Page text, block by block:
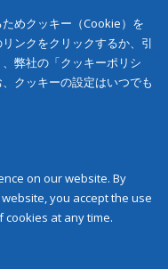
めクッキー（Cookie）を
ンクをクリックするか、引
弊社の「クッキーポリシ
クッキーの設定はいつでも
on our website. By
you accept the use
cookies at any time.